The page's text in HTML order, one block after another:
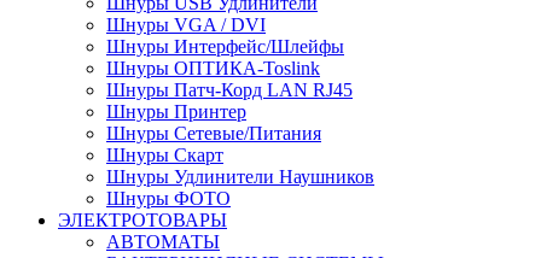
Шнуры VGA / DVI
Шнуры Интерфейс/Шлейфы
Шнуры ОПТИКА-Toslink
Шнуры Патч-Корд LAN RJ45
Шнуры Принтер
Шнуры Сетевые/Питания
Шнуры Скарт
Шнуры Удлинители Наушников
Шнуры ФОТО
ЭЛЕКТРОТОВАРЫ
АВТОМАТЫ